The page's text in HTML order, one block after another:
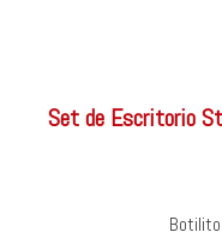
Set de Escritorio
Botilito